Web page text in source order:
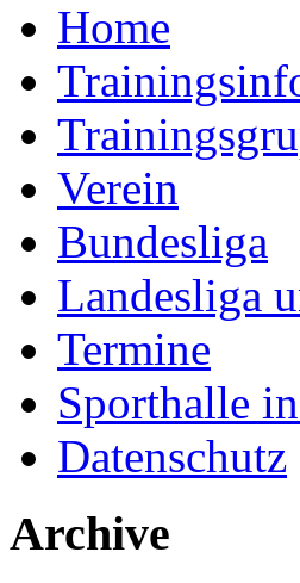
Home
Verein
Bundesliga
Landesliga
Termine
Sporthalle
Datenschutz
Archive